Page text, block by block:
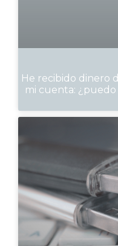
He recibido dinero
mi cuenta: